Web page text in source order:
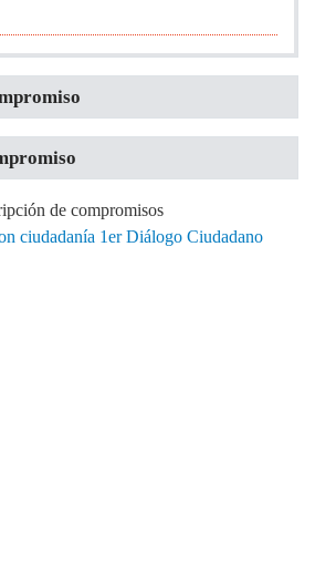
de compromisos
ciudadanía 1er Diálogo Ciudadano